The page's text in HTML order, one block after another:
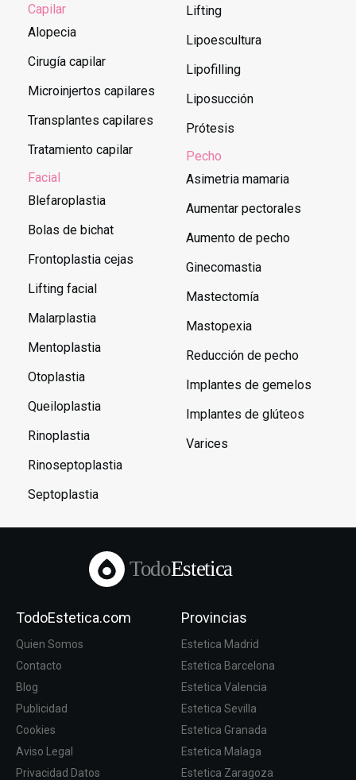
Capilar
Alopecia
Cirugía capilar
Microinjertos capilares
Transplantes capilares
Tratamiento capilar
Facial
Blefaroplastia
Bolas de bichat
Frontoplastia cejas
Lifting facial
Malarplastia
Mentoplastia
Otoplastia
Queiloplastia
Rinoplastia
Rinoseptoplastia
Septoplastia
Lifting
Lipoescultura
Lipofilling
Liposucción
Prótesis
Pecho
Asimetria mamaria
Aumentar pectorales
Aumento de pecho
Ginecomastia
Mastectomía
Mastopexia
Reducción de pecho
Implantes de gemelos
Implantes de glúteos
Varices
TodoEstetica
TodoEstetica.com
Quien Somos
Contacto
Blog
Publicidad
Cookies
Aviso Legal
Privacidad Datos
Provincias
Estetica Madrid
Estetica Barcelona
Estetica Valencia
Estetica Sevilla
Estetica Granada
Estetica Malaga
Estetica Zaragoza